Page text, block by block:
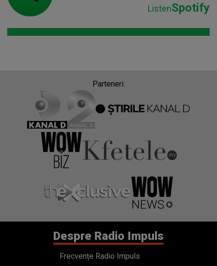
ListenSpotify
Parteneri:
Despre Radio Impuls
Frecvențe Radio Impuls